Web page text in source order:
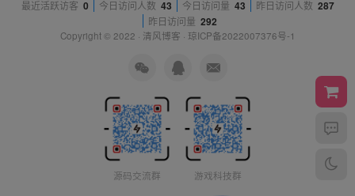
最近活跃访客 0 今日访问人数 43 今日访问量 43 昨日访问人数 287
昨日访问量 292
Copyright © 2022 · 清风博客 · 琼ICP备2022007376号-1
源码交流群 游戏科技群